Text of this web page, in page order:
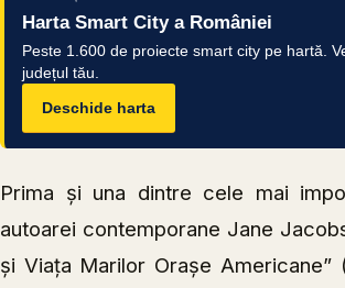
Harta Smart City a României
Peste 1.600 de proiecte smart city pe hartă.
județul tău.
Deschide harta
Prima și una dintre cele mai
autoarei contemporane Jane
și Viața Marilor Orașe Americane”